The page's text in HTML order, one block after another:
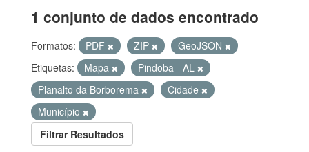
1 conjunto de dados encontrado
Formatos: PDF ZIP
GeoJSON
Etiquetas:
Mapa
Pindoba - AL
Planalto da Borborema
Cidade
Município
Filtrar Resultados